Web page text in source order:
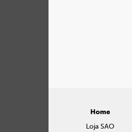
Home
Loja SAO